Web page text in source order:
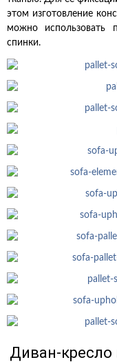
этом изготовление
можно использовать
спинки.
Диван-кресло